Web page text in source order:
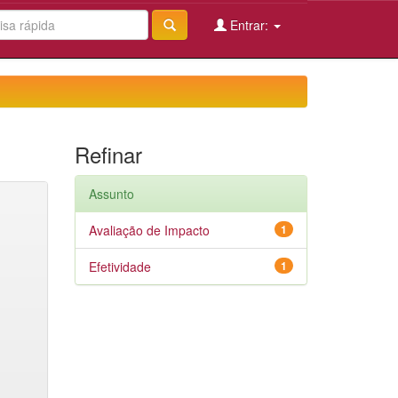
Entrar:
Refinar
Assunto
1
Avaliação de Impacto
1
Efetividade